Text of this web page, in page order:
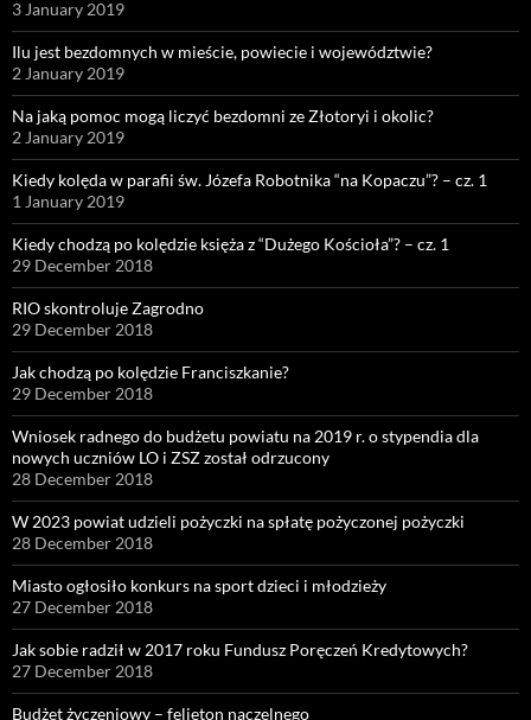
3 January 2019
Ilu jest bezdomnych w mieście, powiecie i województwie?
2 January 2019
Na jaką pomoc mogą liczyć bezdomni ze Złotoryi i okolic?
2 January 2019
Kiedy kolęda w parafii św. Józefa Robotnika “na Kopaczu”? – cz. 1
1 January 2019
Kiedy chodzą po kolędzie księża z “Dużego Kościoła”? – cz. 1
29 December 2018
RIO skontroluje Zagrodno
29 December 2018
Jak chodzą po kolędzie Franciszkanie?
29 December 2018
Wniosek radnego do budżetu powiatu na 2019 r. o stypendia dla
nowych uczniów LO i ZSZ został odrzucony
28 December 2018
W 2023 powiat udzieli pożyczki na spłatę pożyczonej pożyczki
28 December 2018
Miasto ogłosiło konkurs na sport dzieci i młodzieży
27 December 2018
Jak sobie radził w 2017 roku Fundusz Poręczeń Kredytowych?
27 December 2018
Budżet życzeniowy – felieton naczelnego